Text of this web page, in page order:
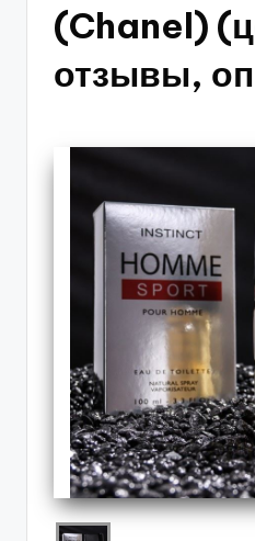
(Chanel)
отзывы,